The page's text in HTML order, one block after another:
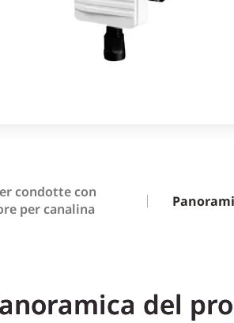
condotte con
per canalina
del